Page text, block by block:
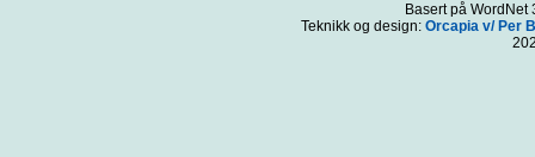
Basert på
Teknikk og design: Orcapia v/ Per